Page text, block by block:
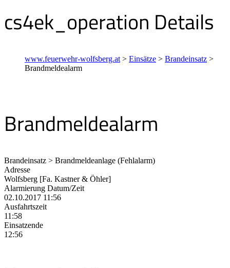
cs4ek_operation Details
www.feuerwehr-wolfsberg.at > Einsätze > Brandeinsatz >
Brandmeldealarm
Brandmeldealarm
Brandeinsatz > Brandmeldeanlage (Fehlalarm)
Adresse
Wolfsberg [Fa. Kastner & Öhler]
Alarmierung Datum/Zeit
02.10.2017 11:56
Ausfahrtszeit
11:58
Einsatzende
12:56